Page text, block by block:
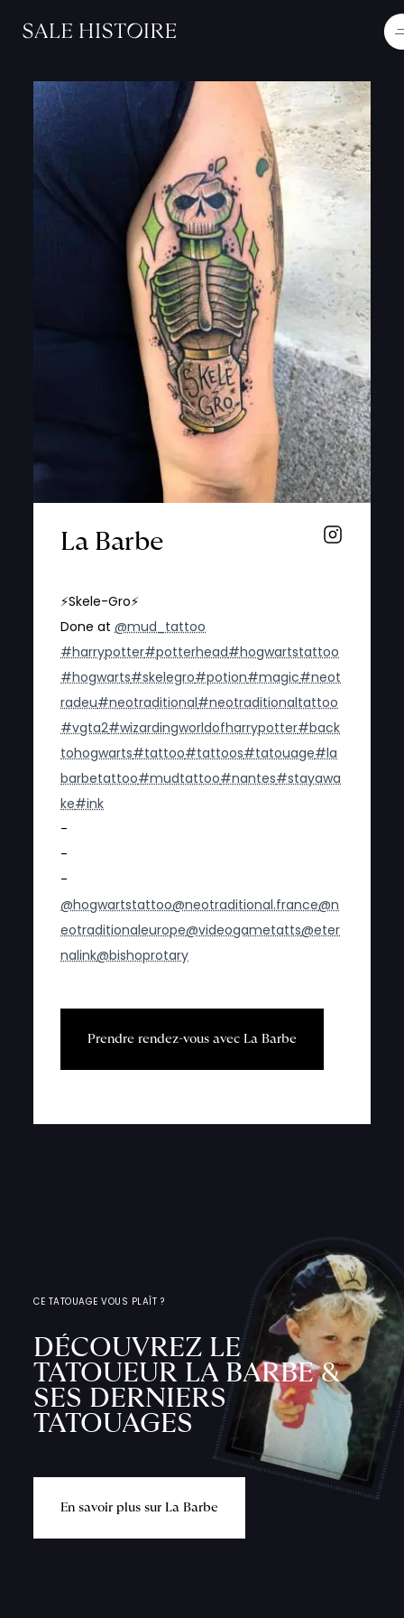
La Barbe
⚡️Skele-Gro⚡️
Done at@mud_tattoo
#harrypotter#potterhead#hogwartstattoo
#hogwarts#skelegro#potion#magic#neot
radeu#neotraditional#neotraditionaltattoo
#vgta2#wizardingworldofharrypotter#back
tohogwarts#tattoo#tattoos#tatouage#la
barbetattoo#mudtattoo#nantes#stayawa
ke#ink
-
-
-
@hogwartstattoo@neotraditional.france@n
eotraditionaleurope@videogametatts@eter
nalink@bishoprotary
Prendre rendez-vous avec La Barbe
CE TATOUAGE VOUS PLAÎT ?
DÉCOUVREZ LE
TATOUEUR LA BARBE &
SES DERNIERS
TATOUAGES
En savoir plus sur La Barbe